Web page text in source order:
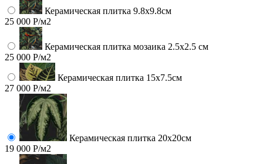
Керамическая плитка 9.8x9.8см
25 000 Р/м2
Керамическая плитка мозаика 2.5x2.5 см
25 000 Р/м2
Керамическая плитка 15х7.5см
27 000 Р/м2
Керамическая плитка 20х20см
19 000 Р/м2